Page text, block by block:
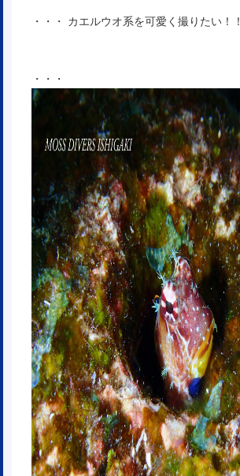
・・・ カエルウオ系を可愛く撮りたい！！
・・・